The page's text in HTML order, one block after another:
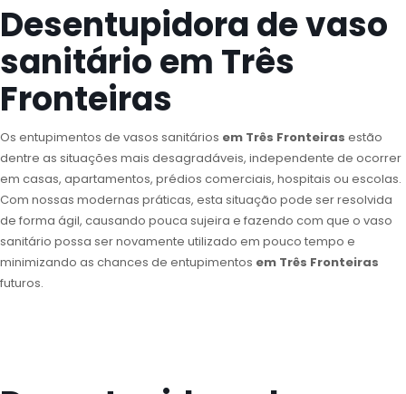
Desentupidora de vaso
sanitário em Três
Fronteiras
Os entupimentos de vasos sanitários em Três Fronteiras estão
dentre as situações mais desagradáveis, independente de ocorrer
em casas, apartamentos, prédios comerciais, hospitais ou escolas.
Com nossas modernas práticas, esta situação pode ser resolvida
de forma ágil, causando pouca sujeira e fazendo com que o vaso
sanitário possa ser novamente utilizado em pouco tempo e
minimizando as chances de entupimentos em Três Fronteiras
futuros.